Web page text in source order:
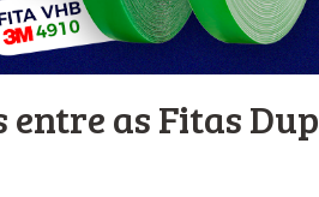
as Fitas